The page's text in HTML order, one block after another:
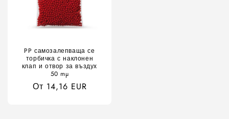
PP самозалепваща се
торбичка с наклонен
клап и отвор за въздух
50 mµ
Обичайна
От 14,16 EUR